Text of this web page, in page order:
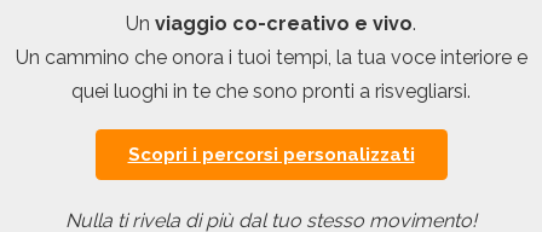
Un viaggio co-creativo e vivo.
Un cammino che onora i tuoi tempi, la tua voce interiore e
quei luoghi in te che sono pronti a risvegliarsi.
Scopri i percorsi personalizzati
Nulla ti rivela di più dal tuo stesso movimento!